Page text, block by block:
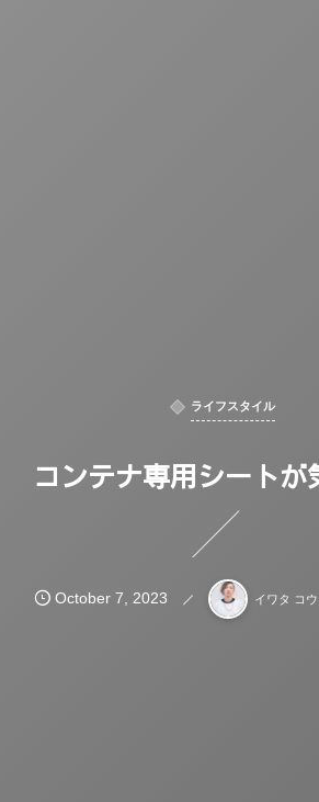
ライフスタイル
コンテナ専用シートが
October 7, 2023 イワタ コウ